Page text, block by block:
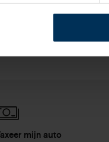
mijn auto